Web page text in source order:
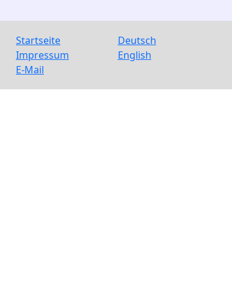
Startseite
Impressum
E-Mail
Deutsch
English